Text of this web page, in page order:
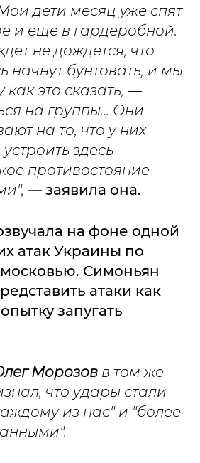
дети месяц уже спят
и еще в гардеробной.
не дождется, что
начнут бунтовать, и мы
как это сказать, —
на группы... Они
на то, что у них
здесь
противостояние
— заявила она.
на фоне одной
атак Украины по
Симоньян
атаки как
запугать
Морозов в том же
что удары стали
из нас" и "более